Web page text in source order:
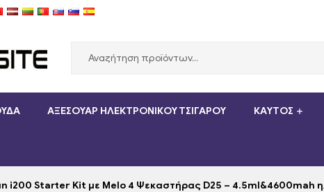
ΑΞΕΣΟΥΆΡ ΗΛΕΚΤΡΟΝΙΚΟΎ ΤΣΙΓΆΡΟΥ ΚΑΥΤΌΣ
i200 Starter Kit με Melo 4 Ψεκαστήρας D25 – 4.5ml&4600mah